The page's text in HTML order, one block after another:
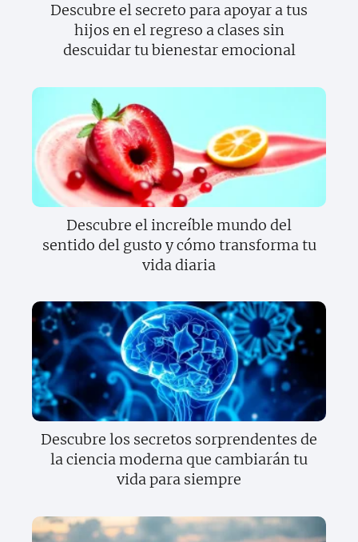
Descubre el secreto para apoyar a tus
hijos en el regreso a clases sin
descuidar tu bienestar emocional
Descubre el increíble mundo del
sentido del gusto y cómo transforma tu
vida diaria
Descubre los secretos sorprendentes de
la ciencia moderna que cambiarán tu
vida para siempre